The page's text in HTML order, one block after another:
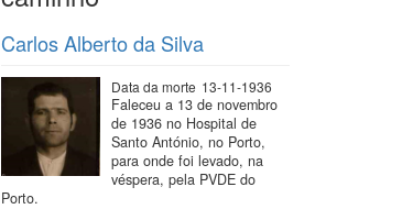
Carlos Alberto da Silva
Data da morte 13-11-1936
Faleceu a 13 de novembro
de 1936 no Hospital de
Santo António, no Porto,
para onde foi levado, na
véspera, pela PVDE do
Porto.